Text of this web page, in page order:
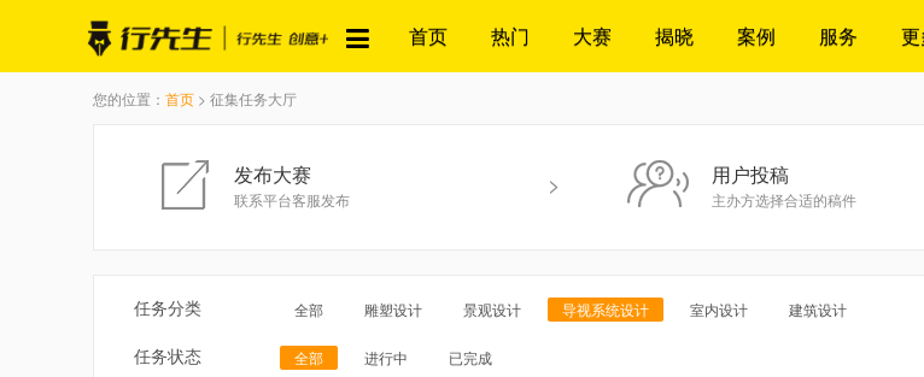
首页 热门 大赛 揭晓 案例 服务
您的位置： 首页 > 征集任务大厅
发布大赛
联系平台客服发布
> 用户投稿
主办方选择合适的稿件
任务分类 全部 雕塑设计 景观设计 导视系统设计 室内设计 建筑设计
任务状态 全部 进行中 已完成